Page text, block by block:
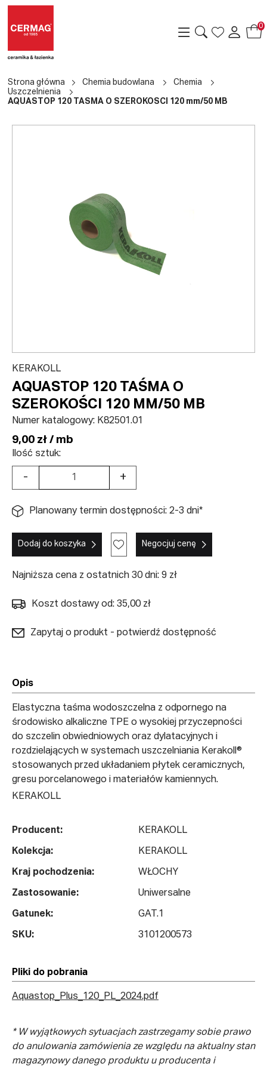
0
Strona główna Chemia budowlana
Chemia
Uszczelnienia
AQUASTOP 120 TAŚMA O SZEROKOŚCI 120 mm/50 MB
KERAKOLL
AQUASTOP 120 TAŚMA O
SZEROKOŚCI 120 MM/50 MB
Numer katalogowy: K82501.01
9,00 zł / mb
Ilość sztuk:
- +
Planowany termin dostępności: 2-3 dni*
Dodaj do koszyka Negocjuj cenę
Najniższa cena z ostatnich 30 dni: 9 zł
Koszt dostawy od: 35,00 zł
Zapytaj o produkt - potwierdź dostępność
Opis
Elastyczna taśma wodoszczelna z odpornego na
środowisko alkaliczne TPE o wysokiej przyczepności
do szczelin obwiedniowych oraz dylatacyjnych i
rozdzielających w systemach uszczelniania Kerakoll®
stosowanych przed układaniem płytek ceramicznych,
gresu porcelanowego i materiałów kamiennych.
KERAKOLL
Producent: KERAKOLL
Kolekcja: KERAKOLL
Kraj pochodzenia: WŁOCHY
Zastosowanie: Uniwersalne
Gatunek: GAT.1
SKU: 3101200573
Pliki do pobrania
Aquastop_Plus_120_PL_2024.pdf
* W wyjątkowych sytuacjach zastrzegamy sobie prawo
do anulowania zamówienia ze względu na aktualny stan
magazynowy danego produktu u producenta i